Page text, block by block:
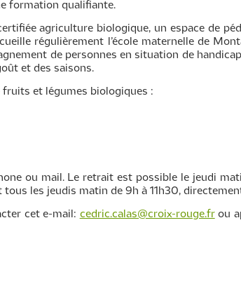
formation qualifiante.
agriculture biologique, un espace de
régulièrement l’école maternelle de
de personnes en situation de
et des saisons.
fruits et légumes biologiques :
ou mail. Le retrait est possible le jeudi
les jeudis matin de 9h à 11h30,
cet e-mail: cedric.calas@croix-rouge.frou